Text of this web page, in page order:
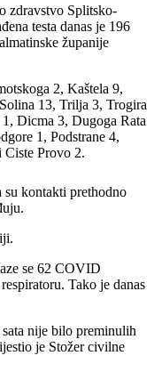
zdravstvo Splitsko-
testa danas je 196
županije
2, Kaštela 9,
13, Trilja 3, Trogira
Dicma 3, Dugoga Rata
1, Podstrane 4,
Ciste Provo 2.
kontakti prethodno
se 62 COVID
Tako je danas
nije bilo preminulih
je Stožer civilne